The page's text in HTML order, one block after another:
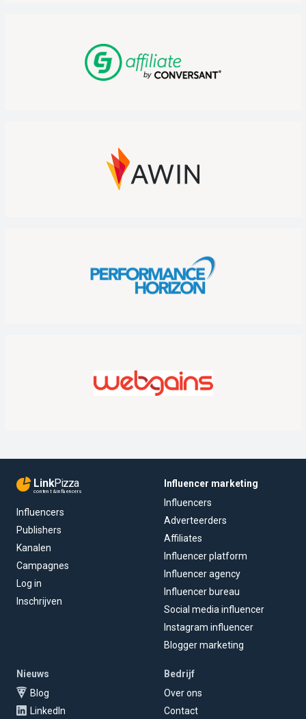
LinkPizza
content & influencers
Influencers
Publishers
Kanalen
Campagnes
Log in
Inschrijven
Influencer marketing
Influencers
Adverteerders
Affiliates
Influencer platform
Influencer agency
Influencer bureau
Social media influencer
Instagram influencer
Blogger marketing
Nieuws
Blog
LinkedIn
Bedrijf
Over ons
Contact